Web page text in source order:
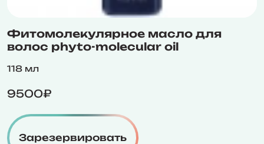
Фитомолекулярное масло для
волос phyto-molecular oil
118 мл
9500₽
Зарезервировать